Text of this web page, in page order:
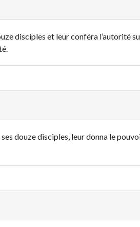
disciples et leur conféra l’autorité
ses douze disciples, leur donna le